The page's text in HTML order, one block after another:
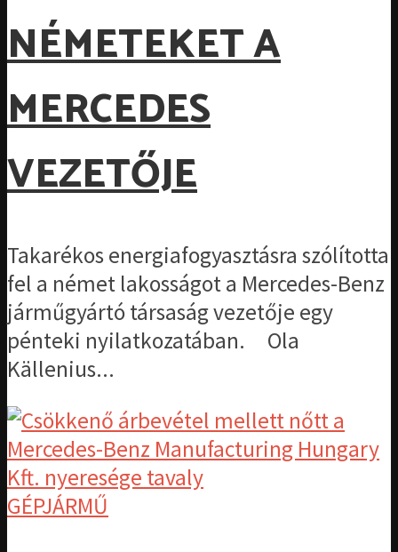
NÉMETEKET A
MERCEDES
VEZETŐJE
Takarékos energiafogyasztásra szólította
fel a német lakosságot a Mercedes-Benz
járműgyártó társaság vezetője egy
pénteki nyilatkozatában. Ola
Källenius...
GÉPJÁRMŰ